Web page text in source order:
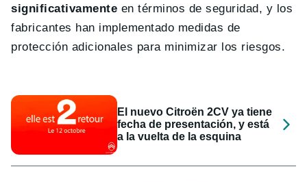
significativamente en términos de seguridad, y los
fabricantes han implementado medidas de
protección adicionales para minimizar los riesgos.
El nuevo Citroën 2CV ya tiene
fecha de presentación, y está
a la vuelta de la esquina